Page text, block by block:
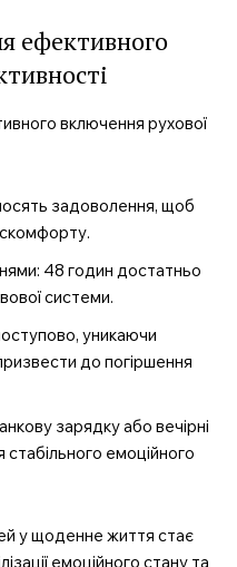
ефективного
задоволення, щоб
48 годин достатньо
системи.
уникаючи
до погіршення
зарядку або вечірні
емоційного
у щоденне життя стає
емоційного стану та